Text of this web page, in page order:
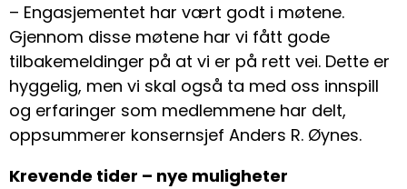
– Engasjementet har vært godt i møtene.
Gjennom disse møtene har vi fått gode
tilbakemeldinger på at vi er på rett vei. Dette er
hyggelig, men vi skal også ta med oss innspill
og erfaringer som medlemmene har delt,
oppsummerer konsernsjef Anders R. Øynes.
Krevende tider – nye muligheter